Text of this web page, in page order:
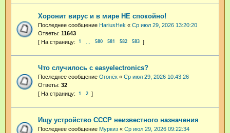
Хоронит вирус и в мире НЕ спокойно!
Последнее сообщение HariusHek « Ср июл 29, 2026 13:20:20
Ответы: 11643
1 580 581 582 583
Что случилось с easyelectronics?
Последнее сообщение Огонёк « Ср июл 29, 2026 10:43:26
Ответы: 32
1 2
Ищу устройство СССР неизвестного назначения
Последнее сообщение Муркиз « Ср июл 29, 2026 09:22:34